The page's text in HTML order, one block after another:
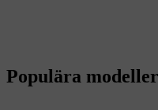
Populära modeller